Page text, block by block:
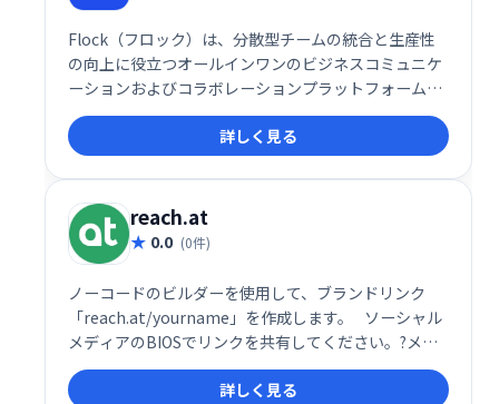
Flock（フロック）は、分散型チームの統合と生産性
の向上に役立つオールインワンのビジネスコミュニケ
ーションおよびコラボレーションプラットフォームで
す。
詳しく見る
reach.at
0.0 (0件)
ノーコードのビルダーを使用して、ブランドリンク
「reach.at/yourname」を作成します。⠀ソーシャル
メディアのBIOSでリンクを共有してください。?メー
ルの署名✉️など。誰かがあなたに連絡したときにすぐ
にメール通知を受け取ります。
詳しく見る